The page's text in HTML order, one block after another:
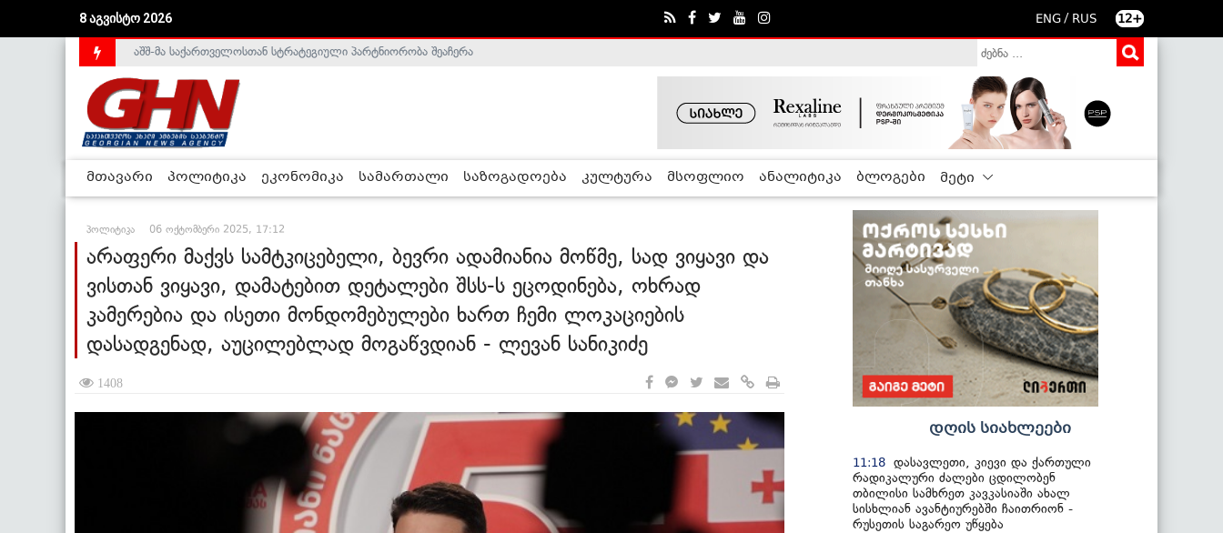
8 აგვისტო 2026 ENG / RUS 12+
საქართველოს დე-ფაქტო მთავრობა არალეგიტიმურია - ჰელსინკის კომისია
აშშ-მა საქართველოსთან სტრატეგიული პარტნიორობა შეაჩერა
მთავარი პოლიტიკა ეკონომიკა სამართალი საზოგადოება კულტურა მსოფლიო ანალიტიკა ბლოგები მეტი
პოლიტიკა 06 ოქტომბერი 2025, 17:12
არაფერი მაქვს სამტკიცებელი, ბევრი ადამიანია მოწმე, სად ვიყავი და
ვისთან ვიყავი, დამატებით დეტალები შსს-ს ეცოდინება, ოხრად
კამერებია და ისეთი მონდომებულები ხართ ჩემი ლოკაციების
დასადგენად, აუცილებლად მოგაწვდიან - ლევან სანიკიძე
1408
დღის სიახლეები
11:18 დასავლეთი, კიევი და ქართული
რადიკალური ძალები ცდილობენ
თბილისი სამხრეთ კავკასიაში ახალ
სისხლიან ავანტიურებში ჩაითრიონ -
რუსეთის საგარეო უწყება